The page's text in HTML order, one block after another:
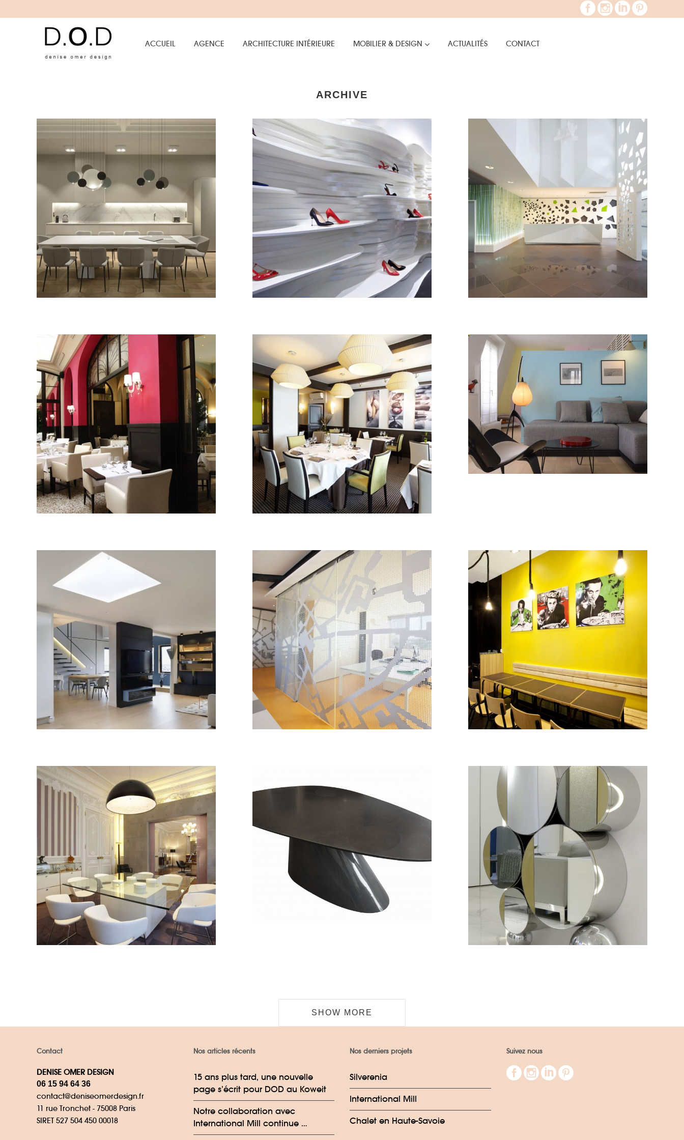
ACCUEIL AGENCE ARCHITECTURE INTÉRIEURE MOBILIER & DESIGN ACTUALITÉS CONTACT
ARCHIVE
Appartement élégance et volumes
Architecture intérieure Habitat
Charles Jourdan Concept store
Architecture intérieure Retail
Hall d’accueil siège social
Architecture intérieure
Restaurant « Le Telegraphe »
Architecture intérieure
Restaurant « La Bourgogne »
Architecture intérieure Restaurant
Appartement coloré Paris
Architecture intérieure
Duplex sous les toits Meudon
Architecture intérieure
Bureaux Agence d’architecture Paris
Architecture intérieure bureaux
Restaurant Caffe Corto Paris
Architecture intérieure Restaurant
Bureaux de direction Bordeaux
Architecture intérieure bureaux
Table repas en granit – CODE DECO
Meuble bar en inox – CODE DECO
Design & Mobilier
SHOW MORE
Contact
DENISE OMER DESIGN
06 15 94 64 36
contact@deniseomerdesign.fr
11 rue Tronchet - 75008 Paris
SIRET 527 504 450 00018
Nos articles récents
15 ans plus tard, une nouvelle
page s’écrit pour DOD au Koweit
Notre collaboration avec
International Mill continue …
Nos derniers projets
Silverenia
International Mill
Chalet en Haute-Savoie
Suivez nous